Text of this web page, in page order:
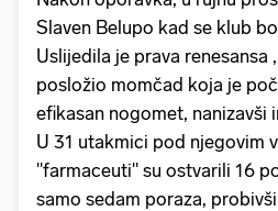
Slaven Belupo kad se klub
Uslijedila je prava renesansa
posložio momčad koja je
efikasan nogomet, nanizavši
U 31 utakmici pod njegovim
"farmaceuti" su ostvarili 16
samo sedam poraza,